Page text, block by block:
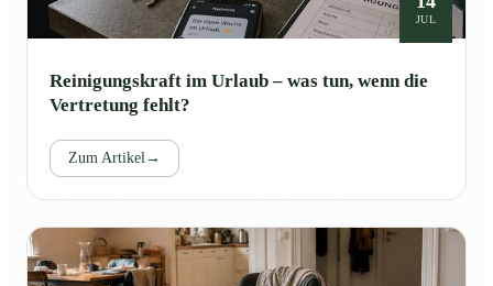
JUL
Reinigungskraft im Urlaub – was tun, wenn die
Vertretung fehlt?
Zum Artikel→